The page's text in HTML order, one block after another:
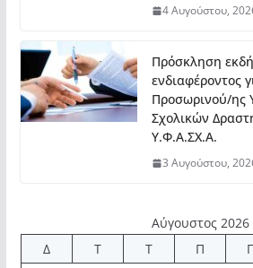
4 Αυγούστου,
Πρόσκληση
ενδιαφέροντος
Προσωρινού/ης
Σχολικών
Υ.Φ.Α.ΣΧ.Α.
3 Αυγούστου,
Αύγουστος 2026
Δ
Τ Τ Π